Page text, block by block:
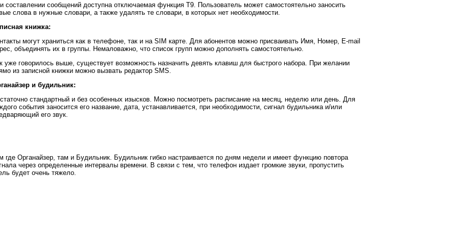
составлении сообщений доступна отключаемая функция T9. Пользователь может самостоятельно заносить
слова в нужные словари, а также удалять те словари, в которых нет необходимости.
книжка:
могут храниться как в телефоне, так и на SIM карте. Для абонентов можно присваивать Имя, Номер, E-mail
объединять их в группы. Немаловажно, что список групп можно дополнять самостоятельно.
уже говорилось выше, существует возможность назначить девять клавиш для быстрого набора. При желании
из записной книжки можно вызвать редактор SMS.
и будильник:
стандартный и без особенных изысков. Можно посмотреть расписание на месяц, неделю или день. Для
события заносится его название, дата, устанавливается, при необходимости, сигнал будильника и/или
его звук.
где Органайзер, там и Будильник. Будильник гибко настраивается по дням недели и имеет функцию повтора
через определенные интервалы времени. В связи с тем, что телефон издает громкие звуки, пропустить
будет очень тяжело.